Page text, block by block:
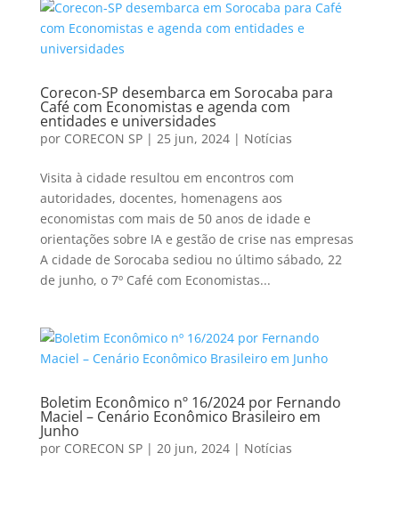
Corecon-SP desembarca em Sorocaba para
Café com Economistas e agenda com
entidades e universidades
por CORECON SP| 25 jun, 2024| Notícias
Visita à cidade resultou em encontros com
autoridades, docentes, homenagens aos
economistas com mais de 50 anos de idade e
orientações sobre IA e gestão de crise nas empresas
A cidade de Sorocaba sediou no último sábado, 22
de junho, o 7º Café com Economistas...
Boletim Econômico nº 16/2024 por Fernando
Maciel – Cenário Econômico Brasileiro em
Junho
por CORECON SP| 20 jun, 2024| Notícias